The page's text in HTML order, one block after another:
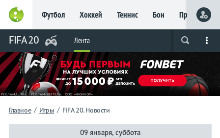
Футбол Хоккей Теннис Бои Прочие
Live Вся лента Букмекеры
FIFA 20 Лента
Главное / Игры / FIFA 20. Новости
09 января, суббота